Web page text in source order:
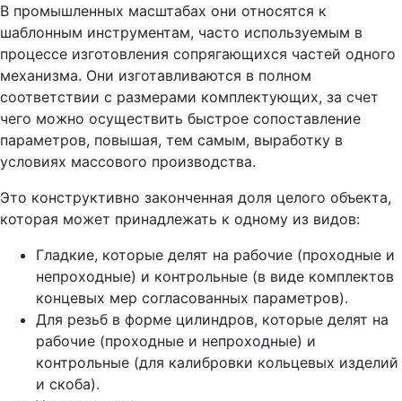
В промышленных масштабах они относятся к
шаблонным инструментам, часто используемым в
процессе изготовления сопрягающихся частей одного
механизма. Они изготавливаются в полном
соответствии с размерами комплектующих, за счет
чего можно осуществить быстрое сопоставление
параметров, повышая, тем самым, выработку в
условиях массового производства.
Это конструктивно законченная доля целого объекта,
которая может принадлежать к одному из видов:
Гладкие, которые делят на рабочие (проходные и
непроходные) и контрольные (в виде комплектов
концевых мер согласованных параметров).
Для резьб в форме цилиндров, которые делят на
рабочие (проходные и непроходные) и
контрольные (для калибровки кольцевых изделий
и скоба).